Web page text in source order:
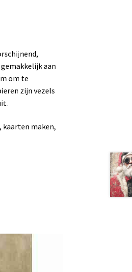
aan
om te
zijn vezels
kaarten maken,